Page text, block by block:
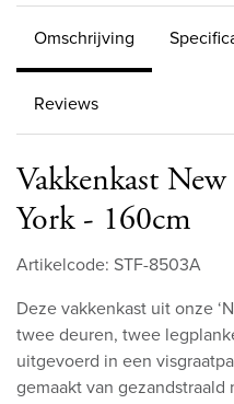
Omschrijving
Reviews
Vakkenkast New
York - 160cm
Artikelcode: STF-8503A
Deze vakkenkast uit onze
twee deuren, twee
uitgevoerd in een
gemaakt van